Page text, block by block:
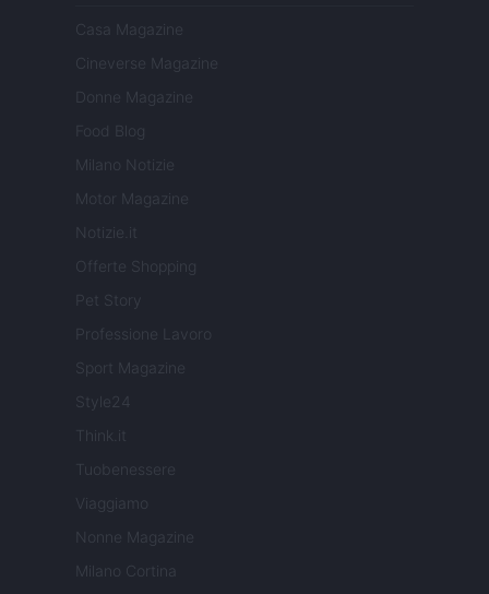
Casa Magazine
Cineverse Magazine
Donne Magazine
Food Blog
Milano Notizie
Motor Magazine
Notizie.it
Offerte Shopping
Pet Story
Professione Lavoro
Sport Magazine
Style24
Think.it
Tuobenessere
Viaggiamo
Nonne Magazine
Milano Cortina